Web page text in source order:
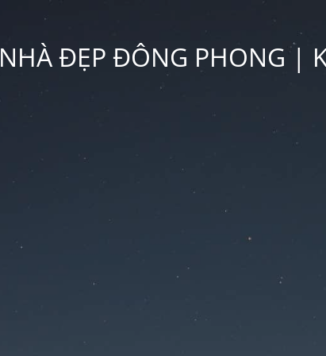
NHÀ ĐẸP ĐÔNG PHONG |